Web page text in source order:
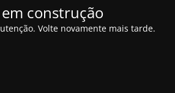
construção
Volte novamente mais tarde.